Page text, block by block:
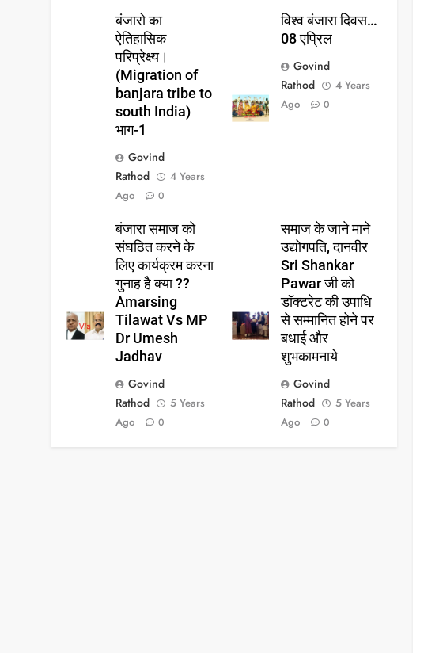
बंजारो का
ऐतिहासिक
परिप्रेक्ष्य।
(Migration of
banjara tribe to
south India)
भाग-1
Govind
Rathod
4 Years
Ago
0
विश्व बंजारा दिवस…
08 एप्रिल
Govind
Rathod
4 Years
Ago
0
बंजारा समाज को
संघठित करने के
लिए कार्यक्रम करना
गुनाह है क्या ??
Amarsing
Tilawat Vs MP
Dr Umesh
Jadhav
Govind
Rathod
5 Years
Ago
0
समाज के जाने माने
उद्योगपति, दानवीर
Sri Shankar
Pawar जी को
डॉक्टरेट की उपाधि
से सम्मानित होने पर
बधाई और
शुभकामनाये
Govind
Rathod
5 Years
Ago
0